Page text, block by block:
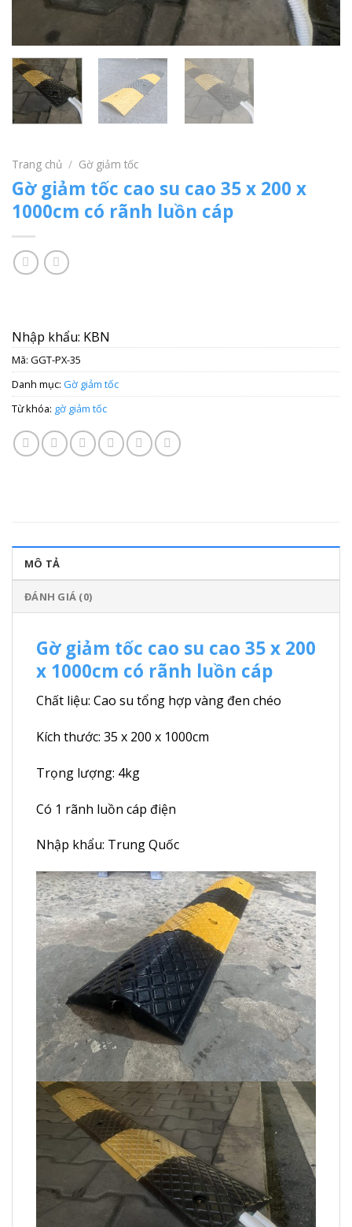
Trang chủ / Gờ giảm tốc
Gờ giảm tốc cao su cao 35 x 200 x
1000cm có rãnh luồn cáp
Nhập khẩu: KBN
Mã: GGT-PX-35
Danh mục: Gờ giảm tốc
Từ khóa: gờ giảm tốc
MÔ TẢ
ĐÁNH GIÁ (0)
Gờ giảm tốc cao su cao 35 x 200
x 1000cm có rãnh luồn cáp
Chất liệu: Cao su tổng hợp vàng đen chéo
Kích thước: 35 x 200 x 1000cm
Trọng lượng: 4kg
Có 1 rãnh luồn cáp điện
Nhập khẩu: Trung Quốc